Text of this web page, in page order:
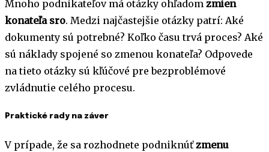
Mnoho podnikateľov má otázky ohľadom zmien
konateľa sro. Medzi najčastejšie otázky patrí: Aké
dokumenty sú potrebné? Koľko času trvá proces? Aké
sú náklady spojené so zmenou konateľa? Odpovede
na tieto otázky sú kľúčové pre bezproblémové
zvládnutie celého procesu.
Praktické rady na záver
V prípade, že sa rozhodnete podniknúťzmenu